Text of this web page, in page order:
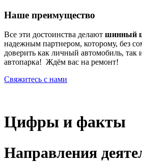
Наше преимущество
Все эти достоинства делают шинный
надежным партнером, которому, без
доверить как личный автомобиль, так
автопарка! Ждём вас на ремонт!
Свяжитесь с нами
Цифры и факты
Направления